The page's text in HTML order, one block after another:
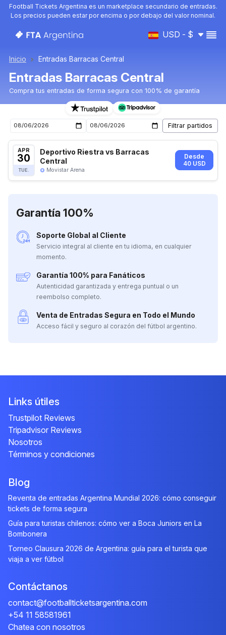
Football Tickets Argentina es un marketplace secundario de entradas.
Los precios pueden estar por encima o por debajo del valor nominal.
USD - $
Inicio Entradas Barracas Central
Entradas Barracas Central
Compra tus entradas de forma segura con 100% de garantía
Entradas para el próximo partido de Barracas Central
APR
30
TUE.
Deportivo Riestra vs Barracas
Central
Movistar Arena
Desde
40 USD
Garantía 100%
Soporte Global al Cliente
Servicio integral al cliente en tu idioma, en cualquier
momento.
Garantía 100% para Fanáticos
Autenticidad garantizada y entrega puntual o un
reembolso completo.
Venta de Entradas Segura en Todo el Mundo
Acceso fácil y seguro al corazón del fútbol argentino.
Links útiles
Trustpilot Reviews
Tripadvisor Reviews
Nosotros
Términos y condiciones
Blog
Reventa de entradas Argentina Mundial 2026: cómo conseguir
tickets de forma segura
Guía para turistas chilenos: cómo ver a Boca Juniors en La
Bombonera
Torneo Clausura 2026 de Argentina: guía para el turista que
viaja a ver fútbol
Contáctanos
contact@footballticketsargentina.com
+54 11 58581961
Chatea con nosotros